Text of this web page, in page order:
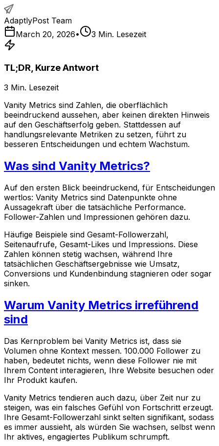
AdaptlyPost Team
March 20, 2026• 3 Min. Lesezeit
TL;DR, Kurze Antwort
3 Min. Lesezeit
Vanity Metrics sind Zahlen, die oberflächlich
beeindruckend aussehen, aber keinen direkten Hinweis
auf den Geschäftserfolg geben. Stattdessen auf
handlungsrelevante Metriken zu setzen, führt zu
besseren Entscheidungen und echtem Wachstum.
Was sind Vanity Metrics?
Auf den ersten Blick beeindruckend, für Entscheidungen
wertlos: Vanity Metrics sind Datenpunkte ohne
Aussagekraft über die tatsächliche Performance.
Follower-Zahlen und Impressionen gehören dazu.
Häufige Beispiele sind Gesamt-Followerzahl,
Seitenaufrufe, Gesamt-Likes und Impressions. Diese
Zahlen können stetig wachsen, während Ihre
tatsächlichen Geschäftsergebnisse wie Umsatz,
Conversions und Kundenbindung stagnieren oder sogar
sinken.
Warum Vanity Metrics irreführend
sind
Das Kernproblem bei Vanity Metrics ist, dass sie
Volumen ohne Kontext messen. 100.000 Follower zu
haben, bedeutet nichts, wenn diese Follower nie mit
Ihrem Content interagieren, Ihre Website besuchen oder
Ihr Produkt kaufen.
Vanity Metrics tendieren auch dazu, über Zeit nur zu
steigen, was ein falsches Gefühl von Fortschritt erzeugt.
Ihre Gesamt-Followerzahl sinkt selten signifikant, sodass
es immer aussieht, als würden Sie wachsen, selbst wenn
Ihr aktives, engagiertes Publikum schrumpft.